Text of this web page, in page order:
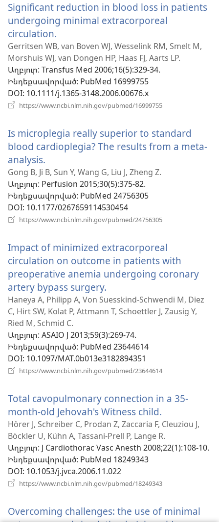
պատուհան)
Significant reduction in blood loss in patients
undergoing minimal extracorporeal
circulation.
է
նոր
պատուհան)
Gerritsen WB, van Boven WJ, Wesselink RM, Smelt M,
Morshuis WJ, van Dongen HP, Haas FJ, Aarts LP.
Աղբյուր‎: Transfus Med 2006;16(5):329-34.
Ինդեքսավորված‎: PubMed 16999755
DOI‎: 10.1111/j.1365-3148.2006.00676.x
https://www.ncbi.nlm.nih.gov/pubmed/16999755
պատուհան)
Is microplegia really superior to standard
blood cardioplegia? The results from a meta-
analysis.
է
նոր
պատուհան)
Gong B, Ji B, Sun Y, Wang G, Liu J, Zheng Z.
Աղբյուր‎: Perfusion 2015;30(5):375-82.
Ինդեքսավորված‎: PubMed 24756305
DOI‎: 10.1177/0267659114530454
https://www.ncbi.nlm.nih.gov/pubmed/24756305
պատուհան)
Impact of minimized extracorporeal
circulation on outcome in patients with
preoperative anemia undergoing coronary
artery bypass surgery.
է
նոր
Haneya A, Philipp A, Von Suesskind-Schwendi M, Diez
C, Hirt SW, Kolat P, Attmann T, Schoettler J, Zausig Y,
Ried M, Schmid C.
Աղբյուր‎: ASAIO J 2013;59(3):269-74.
Ինդեքսավորված‎: PubMed 23644614
DOI‎: 10.1097/MAT.0b013e3182894351
https://www.ncbi.nlm.nih.gov/pubmed/23644614
պատուհան)
Total cavopulmonary connection in a 35-
month-old Jehovah's Witness child.
է
նոր
Hörer J, Schreiber C, Prodan Z, Zaccaria F, Cleuziou J,
Böckler U, Kühn A, Tassani-Prell P, Lange R.
Աղբյուր‎: J Cardiothorac Vasc Anesth 2008;22(1):108-10.
Ինդեքսավորված‎: PubMed 18249343
DOI‎: 10.1053/j.jvca.2006.11.022
https://www.ncbi.nlm.nih.gov/pubmed/18249343
պատուհան)
Overcoming challenges: the use of minimal
extracorporeal circulation in Jehovah's